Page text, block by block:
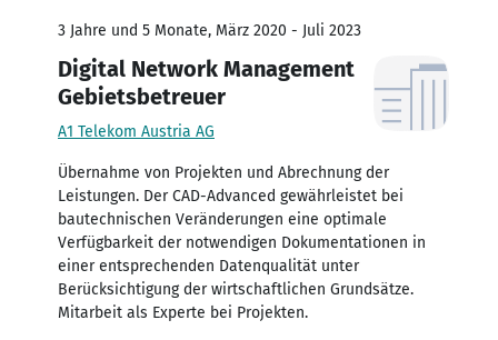
3 Jahre und 5 Monate, März 2020 - Juli 2023
Digital Network Management
Gebietsbetreuer
A1 Telekom Austria AG
Übernahme von Projekten und Abrechnung der
Leistungen. Der CAD-Advanced gewährleistet bei
bautechnischen Veränderungen eine optimale
Verfügbarkeit der notwendigen Dokumentationen in
einer entsprechenden Datenqualität unter
Berücksichtigung der wirtschaftlichen Grundsätze.
Mitarbeit als Experte bei Projekten.